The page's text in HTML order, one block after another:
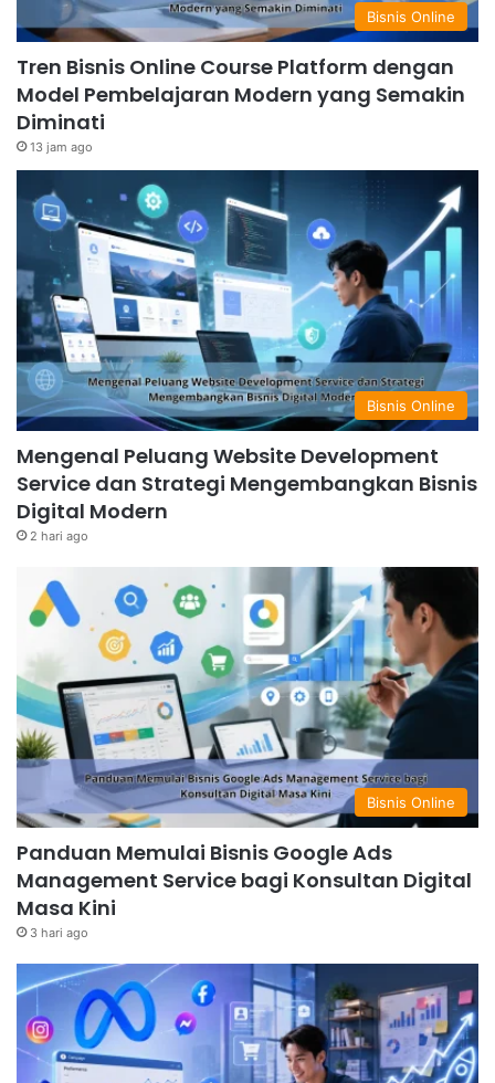
Bisnis Online
Tren Bisnis Online Course Platform dengan
Model Pembelajaran Modern yang Semakin
Diminati
13 jam ago
Bisnis Online
Mengenal Peluang Website Development
Service dan Strategi Mengembangkan Bisnis
Digital Modern
2 hari ago
Bisnis Online
Panduan Memulai Bisnis Google Ads
Management Service bagi Konsultan Digital
Masa Kini
3 hari ago